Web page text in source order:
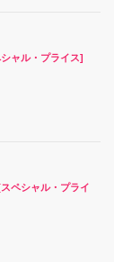
ャル・プライス]
ペシャル・プライ